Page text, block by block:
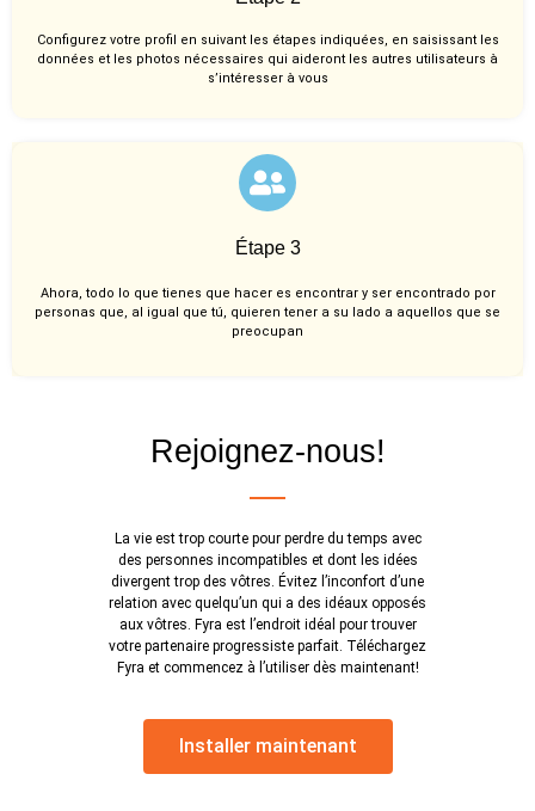
Configurez votre profil en suivant les étapes indiquées, en saisissant les
données et les photos nécessaires qui aideront les autres utilisateurs à
s’intéresser à vous
Étape 3
Ahora, todo lo que tienes que hacer es encontrar y ser encontrado por
personas que, al igual que tú, quieren tener a su lado a aquellos que se
preocupan
Rejoignez-nous!
La vie est trop courte pour perdre du temps avec
des personnes incompatibles et dont les idées
divergent trop des vôtres. Évitez l’inconfort d’une
relation avec quelqu’un qui a des idéaux opposés
aux vôtres. Fyra est l’endroit idéal pour trouver
votre partenaire progressiste parfait. Téléchargez
Fyra et commencez à l’utiliser dès maintenant!
Installer maintenant